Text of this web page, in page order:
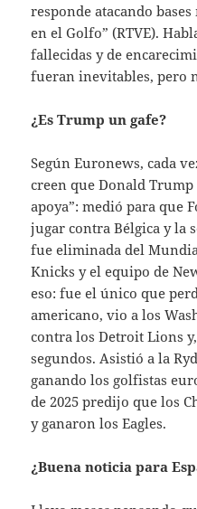
responde atacando
en el Golfo” (RTVE).
fallecidas y de
fueran inevitables, pero
¿Es Trump un gafe?
Según Euronews, cada
creen que Donald Trump
apoya”: medió para que
jugar contra Bélgica y la
fue eliminada del
Knicks y el equipo de
eso: fue el único que
americano, vio a los
contra los Detroit Lions
segundos. Asistió a la
ganando los golfistas
de 2025 predijo que los
y ganaron los Eagles.
¿Buena noticia para